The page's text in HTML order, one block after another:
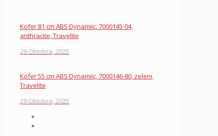
Kofer 81 cm ABS Dynamiic, 7000145-04,
anthracite, Travelite
29 Oktobra, 2025
Kofer 55 cm ABS Dynamiic, 7000146-80, zeleni,
Travelite
29 Oktobra, 2025